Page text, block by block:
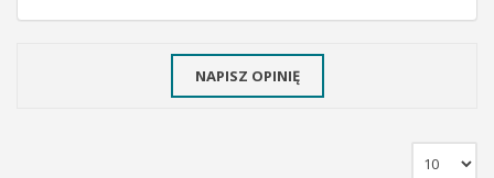
NAPISZ OPINIĘ